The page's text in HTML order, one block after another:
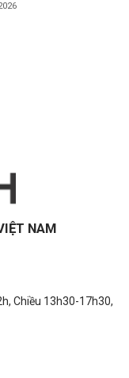
NAM
Chiều 13h30-17h30,